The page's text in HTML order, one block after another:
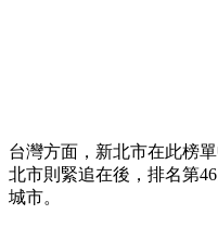
台灣方面，新北市在此榜
北市則緊追在後，排名第
城市。